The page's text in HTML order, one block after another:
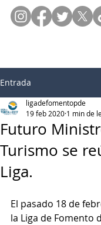
Entrada
Futuro
Turismo se
Liga.
ligadefomentopde
19 feb 2020 1 min de
El pasado 18 de
la Liga de Fomento